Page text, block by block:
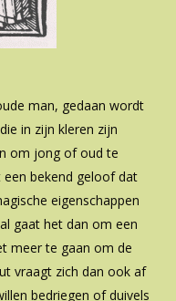
man, gedaan wordt
in zijn kleren zijn
om jong of oud te
bekend geloof dat
eigenschappen
gaat het dan om een
meer te gaan om de
vraagt zich dan ook af
bedriegen of duivels